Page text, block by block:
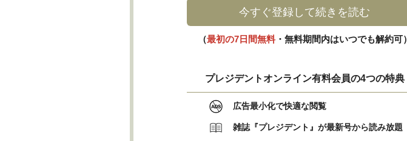
今すぐ登録して続きを読む
（最初の7日間無料・無料期間内はいつでも解約可）
プレジデントオンライン有料会員の4つの特典
広告最小化で快適な閲覧
雑誌『プレジデント』が最新号から読み放題